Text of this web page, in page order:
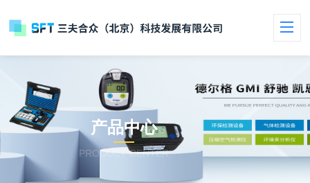
产品中心
PRODUCT CENTER